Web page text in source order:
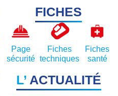
FICHES
Page
sécurité
Fiches
techniques
Fiches
santé
L’ACTUALITÉ